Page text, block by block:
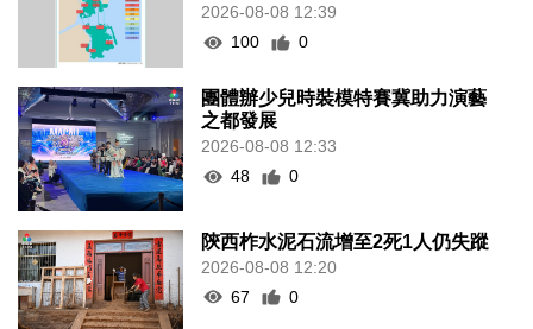
2026-08-08 12:39
100
0
團體辦少兒時裝模特賽冀助力演藝
之都發展
2026-08-08 12:33
48
0
陝西柞水泥石流增至2死1人仍失蹤
2026-08-08 12:20
67
0